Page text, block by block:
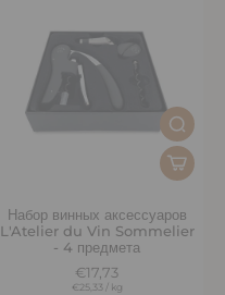
Набор винных аксессуаров
L'Atelier du Vin Sommelier
- 4 предмета
€17,73
€25,33/ kg